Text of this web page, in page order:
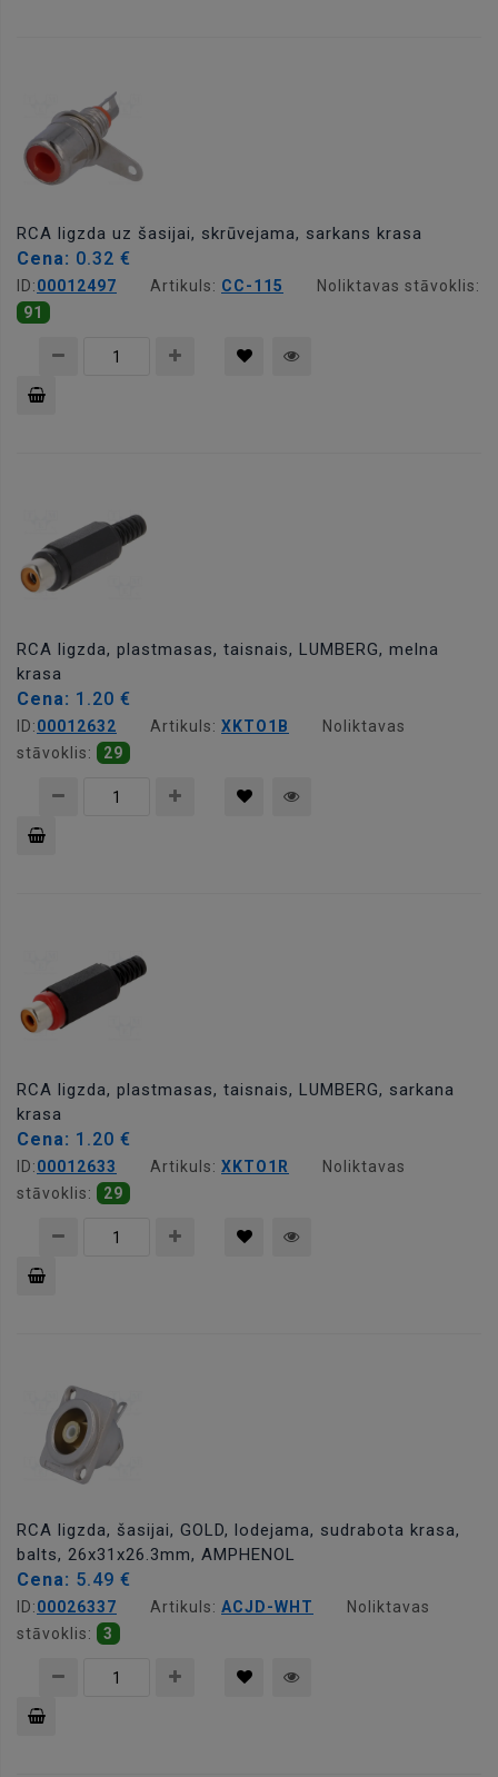
RCA ligzda uz šasijai, skrūvejama, sarkans krasa
Cena: 0.32 €
ID:00012497 Artikuls: CC-115
Noliktavas stāvoklis:
91
RCA ligzda, plastmasas, taisnais, LUMBERG, melna
krasa
Cena: 1.20 €
ID:00012632 Artikuls: XKTO1B
Noliktavas
stāvoklis:
29
RCA ligzda, plastmasas, taisnais, LUMBERG, sarkana
krasa
Cena: 1.20 €
ID:00012633 Artikuls: XKTO1R
Noliktavas
stāvoklis:
29
RCA ligzda, šasijai, GOLD, lodejama, sudrabota krasa,
balts, 26x31x26.3mm, AMPHENOL
Cena: 5.49 €
ID:00026337 Artikuls: ACJD-WHT
Noliktavas
stāvoklis:
3